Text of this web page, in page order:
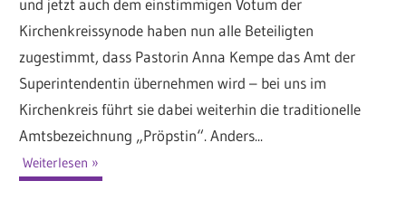
und jetzt auch dem einstimmigen Votum der
Kirchenkreissynode haben nun alle Beteiligten
zugestimmt, dass Pastorin Anna Kempe das Amt der
Superintendentin übernehmen wird – bei uns im
Kirchenkreis führt sie dabei weiterhin die traditionelle
Amtsbezeichnung „Pröpstin“. Anders...
Weiterlesen